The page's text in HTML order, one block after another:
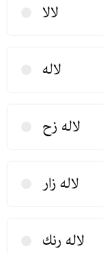
لالا
لاله
لاله زح
لاله زار
لاله رنك